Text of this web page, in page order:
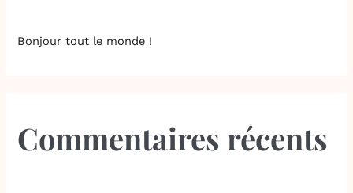
h
Bonjour tout le monde !
Commentaires récents